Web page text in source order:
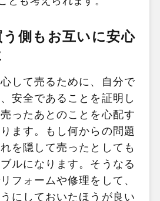
側もお互いに安心
して売るために、自分で
安全であることを証明し
ったあとのことを心配す
ます。もし何からの問題
を隠して売ったとしても
ルになります。そうなる
フォームや修理をして、
にしておいたほうが良い